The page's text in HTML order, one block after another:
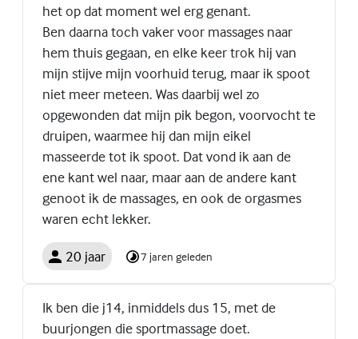
het op dat moment wel erg genant.
Ben daarna toch vaker voor massages naar
hem thuis gegaan, en elke keer trok hij van
mijn stijve mijn voorhuid terug, maar ik spoot
niet meer meteen. Was daarbij wel zo
opgewonden dat mijn pik begon, voorvocht te
druipen, waarmee hij dan mijn eikel
masseerde tot ik spoot. Dat vond ik aan de
ene kant wel naar, maar aan de andere kant
genoot ik de massages, en ook de orgasmes
waren echt lekker.
20 jaar 7 jaren geleden
Ik ben die j14, inmiddels dus 15, met de
buurjongen die sportmassage doet.